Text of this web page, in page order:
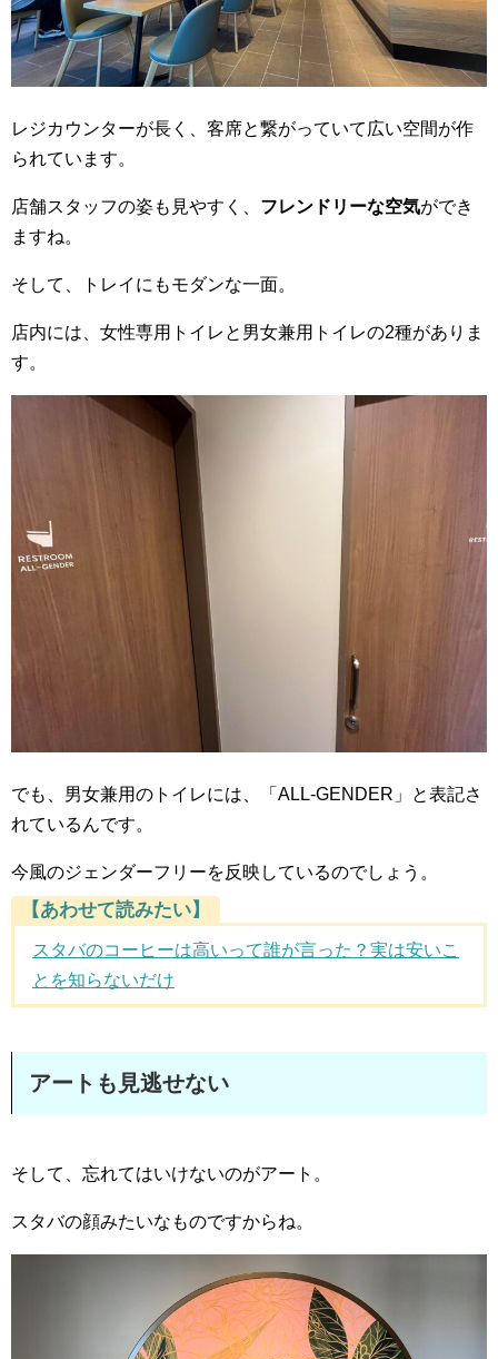
レジカウンターが長く、客席と繋がっていて広い空間が作
られています。
店舗スタッフの姿も見やすく、 フレンドリーな空気ができ
ますね。
そして、トレイにもモダンな一面。
店内には、女性専用トイレと男女兼用トイレの2種がありま
す。
でも、男女兼用のトイレには、「ALL-GENDER」と表記さ
れているんです。
今風のジェンダーフリーを反映しているのでしょう。
【あわせて読みたい】
スタバのコーヒーは高いって誰が言った？実は安いこ
とを知らないだけ
アートも見逃せない
そして、忘れてはいけないのがアート。
スタバの顔みたいなものですからね。